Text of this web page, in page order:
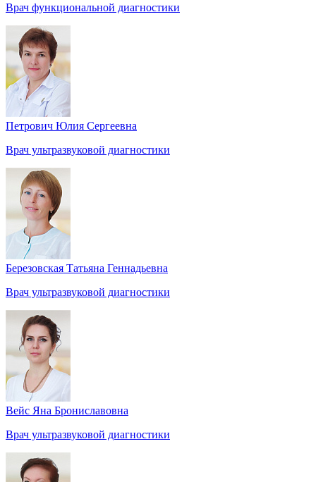
Врач функциональной диагностики
Петрович Юлия Сергеевна
Врач ультразвуковой диагностики
Березовская Татьяна Геннадьевна
Врач ультразвуковой диагностики
Вейс Яна Брониславовна
Врач ультразвуковой диагностики